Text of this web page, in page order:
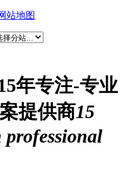
站地图
年专注-专业
提供商15
professional